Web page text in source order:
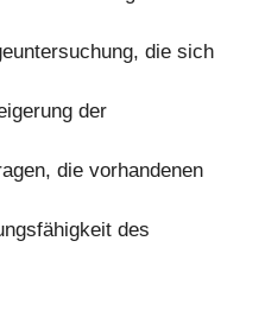
die sich
der
die vorhandenen
des